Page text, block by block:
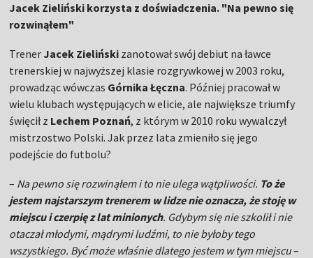
Jacek Zieliński korzysta z doświadczenia. "Na pewno się
rozwinąłem"
Trener Jacek Zieliński zanotował swój debiut na ławce
trenerskiej w najwyższej klasie rozgrywkowej w 2003 roku,
prowadząc wówczas Górnika Łęczna. Później pracował w
wielu klubach występujących w elicie, ale największe triumfy
święcił z Lechem Poznań, z którym w 2010 roku wywalczył
mistrzostwo Polski. Jak przez lata zmieniło się jego
podejście do futbolu?
– Na pewno się rozwinąłem i to nie ulega wątpliwości. To że
jestem najstarszym trenerem w lidze nie oznacza, że stoję w
miejscu i czerpię z lat minionych. Gdybym się nie szkolił i nie
otaczał młodymi, mądrymi ludźmi, to nie byłoby tego
wszystkiego. Być może właśnie dlatego jestem w tym miejscu–